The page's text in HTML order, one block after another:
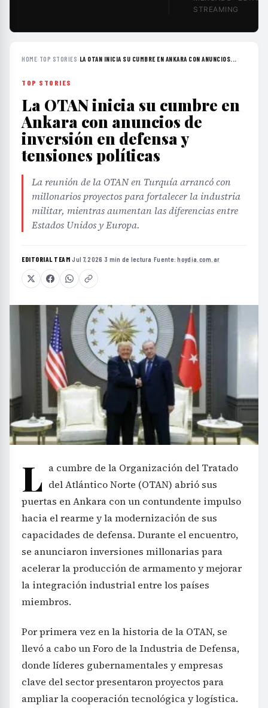
STREAMING
HOME› TOP STORIES› LA OTAN INICIA SU CUMBRE EN ANKARA CON ANUNCIOS...
TOP STORIES
La OTAN inicia su cumbre en
Ankara con anuncios de
inversión en defensa y
tensiones políticas
La reunión de la OTAN en Turquía arrancó con
millonarios proyectos para fortalecer la industria
militar, mientras aumentan las diferencias entre
Estados Unidos y Europa.
EDITORIAL TEAM·Jul 7, 2026 ·3 min de lectura ·Fuente:hoydia.com.ar
L a cumbre de la Organización del Tratado
del Atlántico Norte (OTAN) abrió sus
puertas en Ankara con un contundente impulso
hacia el rearme y la modernización de sus
capacidades de defensa. Durante el encuentro,
se anunciaron inversiones millonarias para
acelerar la producción de armamento y mejorar
la integración industrial entre los países
miembros.
Por primera vez en la historia de la OTAN, se
llevó a cabo un Foro de la Industria de Defensa,
donde líderes gubernamentales y empresas
clave del sector presentaron proyectos para
ampliar la cooperación tecnológica y logística.